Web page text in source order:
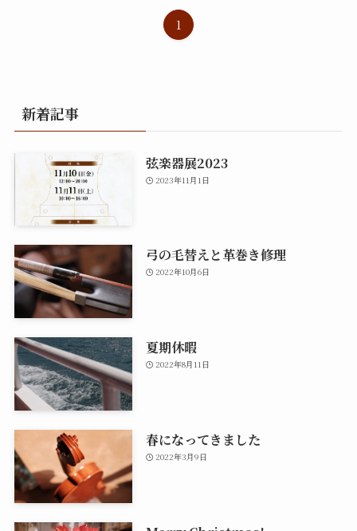
1
新着記事
弦楽器展2023
2023年11月1日
弓の毛替えと革巻き修理
2022年10月6日
夏期休暇
2022年8月11日
春になってきました
2022年3月9日